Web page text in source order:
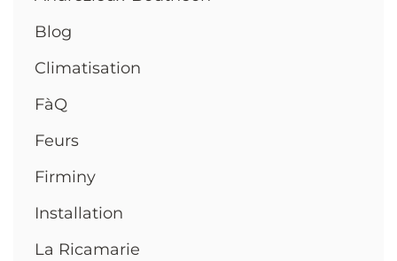
Blog
Climatisation
FàQ
Feurs
Firminy
Installation
La Ricamarie